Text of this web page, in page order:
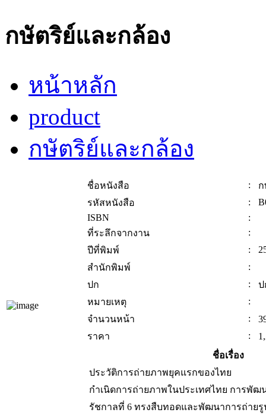
กษัตริย์และกล้อง
หน้าหลัก
product
กษัตริย์และกล้อง
ชื่อหนังสือ :
รหัสหนังสือ
:
ISBN
:
ที่ระลึกจากงาน
:
ปีที่พิมพ์
:
สำนักพิมพ์
:
ปก
:
ป
หมายเหตุ
:
จำนวนหน้า
:
ราคา
:
ชื่อเรื่อง
ประวัติการถ่ายภาพยุคแรกของไทย
กำเนิดการถ่ายภาพในประเทศไทย การพั
รัชกาลที่ 6 ทรงสืบทอดและพัฒนาการถ่ายรู